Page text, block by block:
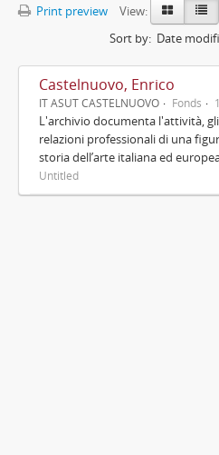
Print preview
View:
Sort by: Date
Castelnuovo, Enrico
IT ASUT CASTELNUOVO Fonds
L'archivio documenta l'attività,
relazioni professionali di una
storia dell’arte italiana ed
Untitled